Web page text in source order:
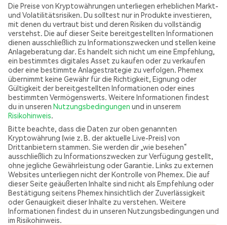
Die Preise von Kryptowährungen unterliegen erheblichen Markt-
und Volatilitätsrisiken. Du solltest nur in Produkte investieren,
mit denen du vertraut bist und deren Risiken du vollständig
verstehst. Die auf dieser Seite bereitgestellten Informationen
dienen ausschließlich zu Informationszwecken und stellen keine
Anlageberatung dar. Es handelt sich nicht um eine Empfehlung,
ein bestimmtes digitales Asset zu kaufen oder zu verkaufen
oder eine bestimmte Anlagestrategie zu verfolgen. Phemex
übernimmt keine Gewähr für die Richtigkeit, Eignung oder
Gültigkeit der bereitgestellten Informationen oder eines
bestimmten Vermögenswerts. Weitere Informationen findest
du in unseren Nutzungsbedingungen und in unserem
Risikohinweis.
Bitte beachte, dass die Daten zur oben genannten
Kryptowährung (wie z. B. der aktuelle Live-Preis) von
Drittanbietern stammen. Sie werden dir „wie besehen“
ausschließlich zu Informationszwecken zur Verfügung gestellt,
ohne jegliche Gewährleistung oder Garantie. Links zu externen
Websites unterliegen nicht der Kontrolle von Phemex. Die auf
dieser Seite geäußerten Inhalte sind nicht als Empfehlung oder
Bestätigung seitens Phemex hinsichtlich der Zuverlässigkeit
oder Genauigkeit dieser Inhalte zu verstehen. Weitere
Informationen findest du in unseren Nutzungsbedingungen und
im Risikohinweis.